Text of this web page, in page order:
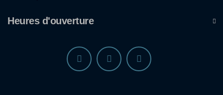
Heures d'ouverture